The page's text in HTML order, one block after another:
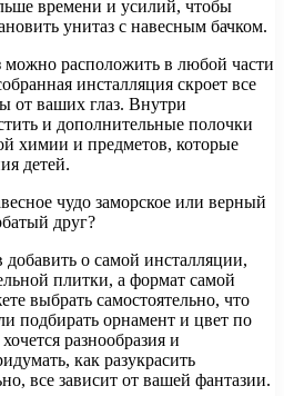
времени и усилий, чтобы
унитаз с навесным бачком.
можно расположить в любой части
инсталляция скроет все
от ваших глаз. Внутри
и дополнительные полочки
химии и предметов, которые
детей.
о самой инсталляции,
плитки, а формат самой
выбрать самостоятельно, что
подбирать орнамент и цвет по
разнообразия и
как разукрасить
все зависит от вашей фантазии.